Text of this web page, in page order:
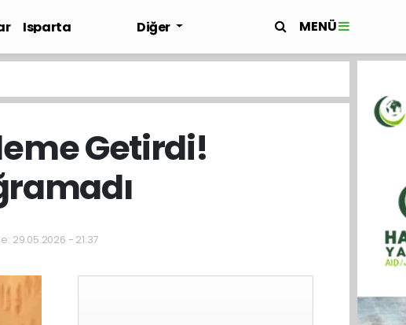
Isparta
Diğer MENÜ
Getirdi!
29.05.2026 - 21:37